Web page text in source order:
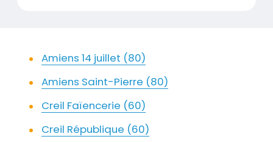
ContenuAmiens 14 juillet (80)
Amiens Saint-Pierre (80)
Creil Faïencerie (60)
Creil République (60)